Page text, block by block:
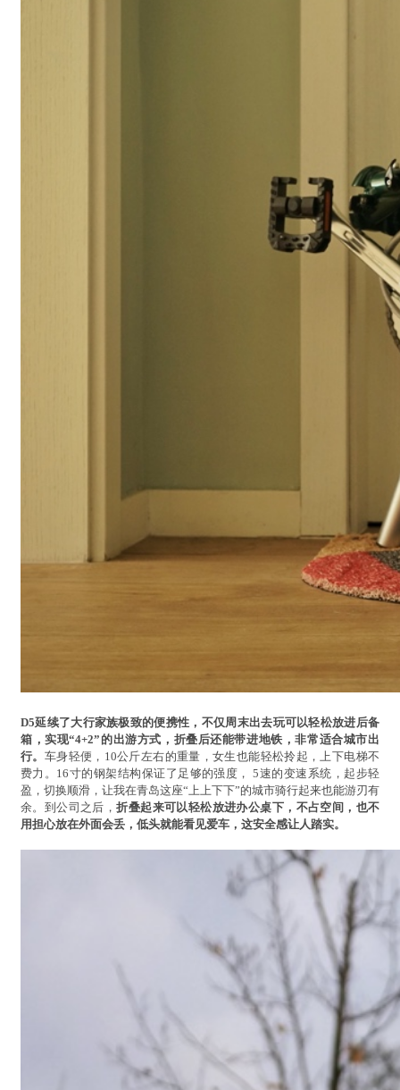
D5延续了大行家族极致的便携性，不仅周末出去玩可以轻松放进后备
箱，实现“4+2”的出游方式，折叠后还能带进地铁，非常适合城市出
行。 车身轻便，10公斤左右的重量，女生也能轻松拎起，上下电梯不
费力。16寸的钢架结构保证了足够的强度， 5速的变速系统，起步轻
盈，切换顺滑，让我在青岛这座“上上下下”的城市骑行起来也能游刃有
余。到公司之后，折叠起来可以轻松放进办公桌下，不占空间，也不
用担心放在外面会丢，低头就能看见爱车，这安全感让人踏实。